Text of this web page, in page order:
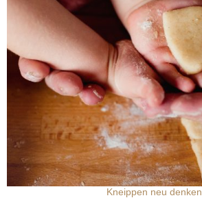
Kneippen neu denken